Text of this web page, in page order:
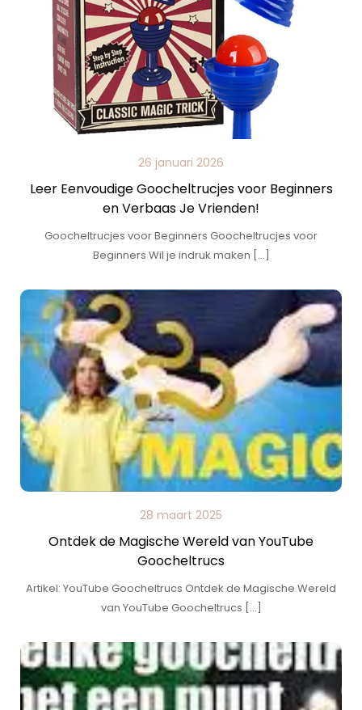
26 januari 2026
Leer Eenvoudige Goocheltrucjes voor Beginners
en Verbaas Je Vrienden!
Goocheltrucjes voor Beginners Goocheltrucjes voor
Beginners Wil je indruk maken […]
28 maart 2025
Ontdek de Magische Wereld van YouTube
Goocheltrucs
Artikel: YouTube Goocheltrucs Ontdek de Magische Wereld
van YouTube Goocheltrucs […]